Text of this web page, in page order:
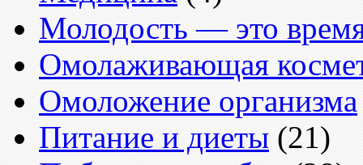
Молодость — это
Омолаживающая
Омоложение организма
Питание и диеты (21)